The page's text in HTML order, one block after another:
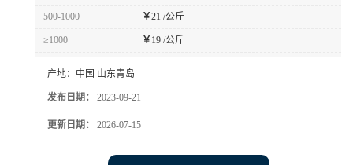
500-1000 ￥21 /公斤
≥1000 ￥ 19 /公斤
产地： 中国 山东青岛
发布日期： 2023-09-21
更新日期： 2026-07-15